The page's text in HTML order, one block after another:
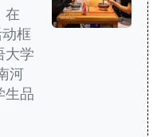
在
框
大学
河
生品